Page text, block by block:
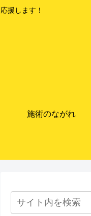
援します！
施術のながれ